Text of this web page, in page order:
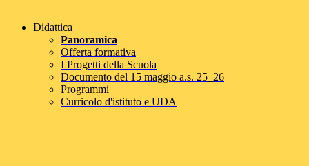
Didattica
Panoramica
Offerta formativa
I Progetti della Scuola
Documento del 15 maggio a.s. 25_26
Programmi
Curricolo d'istituto e UDA